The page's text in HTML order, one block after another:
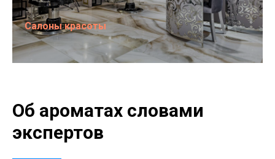
Салоны красоты
Об ароматах словами
экспертов